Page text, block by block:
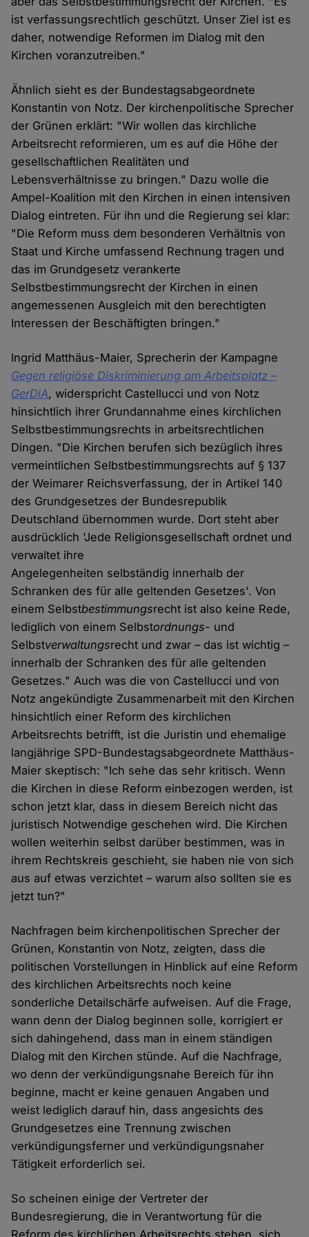
ist verfassungsrechtlich geschützt. Unser Ziel ist es
daher, notwendige Reformen im Dialog mit den
Kirchen voranzutreiben."
Ähnlich sieht es der Bundestagsabgeordnete
Konstantin von Notz. Der kirchenpolitische Sprecher
der Grünen erklärt: "Wir wollen das kirchliche
Arbeitsrecht reformieren, um es auf die Höhe der
gesellschaftlichen Realitäten und
Lebensverhältnisse zu bringen." Dazu wolle die
Ampel-Koalition mit den Kirchen in einen intensiven
Dialog eintreten. Für ihn und die Regierung sei klar:
"Die Reform muss dem besonderen Verhältnis von
Staat und Kirche umfassend Rechnung tragen und
das im Grundgesetz verankerte
Selbstbestimmungsrecht der Kirchen in einen
angemessenen Ausgleich mit den berechtigten
Interessen der Beschäftigten bringen."
Ingrid Matthäus-Maier, Sprecherin der Kampagne
Gegen religiöse Diskriminierung am Arbeitsplatz –
GerDiA, widerspricht Castellucci und von Notz
hinsichtlich ihrer Grundannahme eines kirchlichen
Selbstbestimmungsrechts in arbeitsrechtlichen
Dingen. "Die Kirchen berufen sich bezüglich ihres
vermeintlichen Selbstbestimmungsrechts auf § 137
der Weimarer Reichsverfassung, der in Artikel 140
des Grundgesetzes der Bundesrepublik
Deutschland übernommen wurde. Dort steht aber
ausdrücklich 'Jede Religionsgesellschaft ordnet und
verwaltet ihre
Angelegenheiten selbständig innerhalb der
Schranken des für alle geltenden Gesetzes'. Von
einem Selbstbestimmungsrecht ist also keine Rede,
lediglich von einem Selbstordnungs- und
Selbstverwaltungsrecht und zwar – das ist wichtig –
innerhalb der Schranken des für alle geltenden
Gesetzes." Auch was die von Castellucci und von
Notz angekündigte Zusammenarbeit mit den Kirchen
hinsichtlich einer Reform des kirchlichen
Arbeitsrechts betrifft, ist die Juristin und ehemalige
langjährige SPD-Bundestagsabgeordnete Matthäus-
Maier skeptisch: "Ich sehe das sehr kritisch. Wenn
die Kirchen in diese Reform einbezogen werden, ist
schon jetzt klar, dass in diesem Bereich nicht das
juristisch Notwendige geschehen wird. Die Kirchen
wollen weiterhin selbst darüber bestimmen, was in
ihrem Rechtskreis geschieht, sie haben nie von sich
aus auf etwas verzichtet – warum also sollten sie es
jetzt tun?"
Nachfragen beim kirchenpolitischen Sprecher der
Grünen, Konstantin von Notz, zeigten, dass die
politischen Vorstellungen in Hinblick auf eine Reform
des kirchlichen Arbeitsrechts noch keine
sonderliche Detailschärfe aufweisen. Auf die Frage,
wann denn der Dialog beginnen solle, korrigiert er
sich dahingehend, dass man in einem ständigen
Dialog mit den Kirchen stünde. Auf die Nachfrage,
wo denn der verkündigungsnahe Bereich für ihn
beginne, macht er keine genauen Angaben und
weist lediglich darauf hin, dass angesichts des
Grundgesetzes eine Trennung zwischen
verkündigungsferner und verkündigungsnaher
Tätigkeit erforderlich sei.
So scheinen einige der Vertreter der
Bundesregierung, die in Verantwortung für die